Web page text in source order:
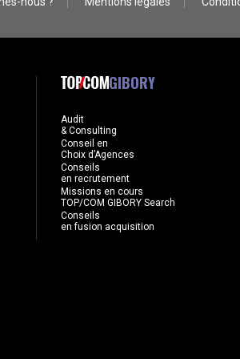
GIBORY
Audit
& Consulting
Conseil en
Choix d’Agences
Conseils
en recrutement
Missions en cours
TOP/COM GIBORY Search
Conseils
en fusion acquisition